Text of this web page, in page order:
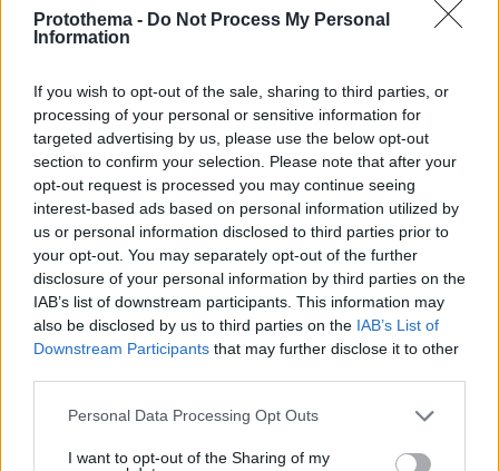
Protothema - Do Not Process My Personal
Information
If you wish to opt-out of the sale, sharing to third parties, or
processing of your personal or sensitive information for
targeted advertising by us, please use the below opt-out
section to confirm your selection. Please note that after your
opt-out request is processed you may continue seeing
interest-based ads based on personal information utilized by
us or personal information disclosed to third parties prior to
your opt-out. You may separately opt-out of the further
disclosure of your personal information by third parties on the
IAB’s list of downstream participants. This information may
also be disclosed by us to third parties on the IAB’s List of
Downstream Participants that may further disclose it to other
Please note that this website/app uses one or more Google
not limited to your visit or usage behaviour. You may click to
Personal Data Processing Opt Outs
I want to opt-out of the Sharing of my
τύπου 2. Σε ασθενείς με κατάθλιψη και πιθανή
αύξηση βάρους (μεταξύ άλλων και από την
ΣΑΥΥ μπορεί να έχει τον ρόλο του στην όλη
κλινική εικόνα.
Πώς θα αναγνωρίσουμε τους ασθενείς αυτούς ;
Πέραν των ύποπτων σωματομετρικών στοιχείων
οι ασθενείς με ΣΑΥΥ έχουν χαρακτηριστικά
συμπτώματα τόσο ημερήσια,όσο και νυκτερινά.
Ημερήσια συμπτώματα
1. Υπνηλία
δραστηριοτήτων που ευχαριστούν τον ασθενή
και που έως πρόσφατα τις επιτελούσε με